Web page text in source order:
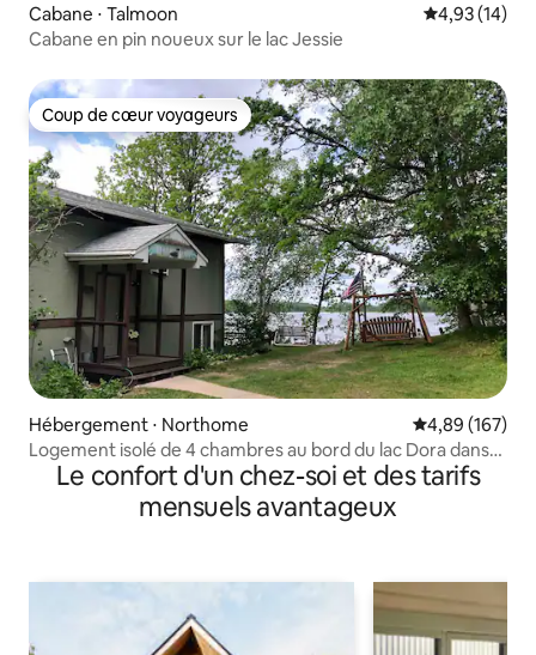
Cabane ⋅ Talmoon Évaluation
4,93 (14)
Cabane en pin noueux sur le lac Jessie
Coup de cœur voyageurs
Coup de cœur voyageurs
Hébergement ⋅ Northome Évaluation
4,89 (167)
Logement isolé de 4 chambres au bord du lac Dora dans
les Northwoods
Le confort d'un chez-soi et des tarifs
mensuels avantageux